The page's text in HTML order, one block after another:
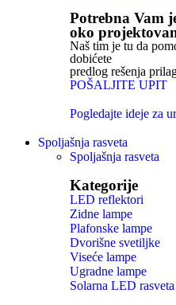
Potrebna Vam
oko
Naš tim je tu da
dobićete
predlog rešenja
POŠALJITE UPIT
Pogledajte ideje za
Spoljašnja rasveta
Spoljašnja rasveta
Kategorije
LED reflektori
Zidne lampe
Plafonske lampe
Dvorišne svetiljke
Viseće lampe
Ugradne lampe
Solarna LED rasveta